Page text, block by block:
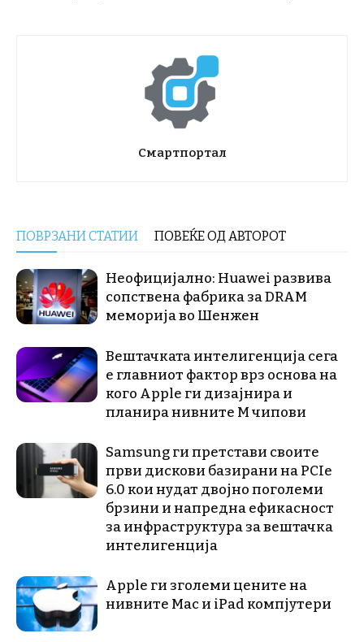
Смартпортал
ПОВРЗАНИ СТАТИИ ПОВЕЌЕ ОД АВТОРОТ
Неофицијално: Huawei развива
сопствена фабрика за DRAM
меморија во Шенжен
Вештачката интелигенција сега
е главниот фактор врз основа на
кого Apple ги дизајнира и
планира нивните М чипови
Samsung ги претстави своите
први дискови базирани на PCIe
6.0 кои нудат двојно поголеми
брзини и напредна ефикасност
за инфраструктура за вештачка
интелигенција
Apple ги зголеми цените на
нивните Mac и iPad компјутери